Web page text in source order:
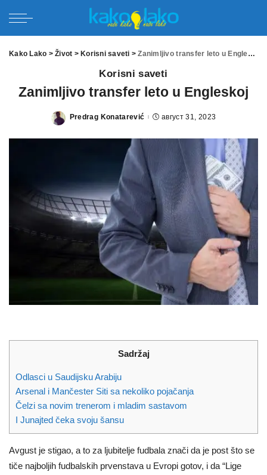
Kako Lako >Život > Korisni saveti >Zanimljivo transfer leto u Engleskoj
Korisni saveti
Zanimljivo transfer leto u Engleskoj
Posted
Predrag Konatarević август 31, 2023
Sadržaj
Odlasci u Saudijsku Arabiju
Arsenal i Mančester Siti sa nekoliko pojačanja
Čelzi sa novim trenerom i mladim sastavom
I Junajted čeka svoju šansu
Avgust je stigao, a to za ljubitelje fudbala znači da je post što se
tiče najboljih fudbalskih prvenstava u Evropi gotov, i da “Lige